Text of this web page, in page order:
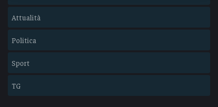
Attualità
Politica
Sport
TG